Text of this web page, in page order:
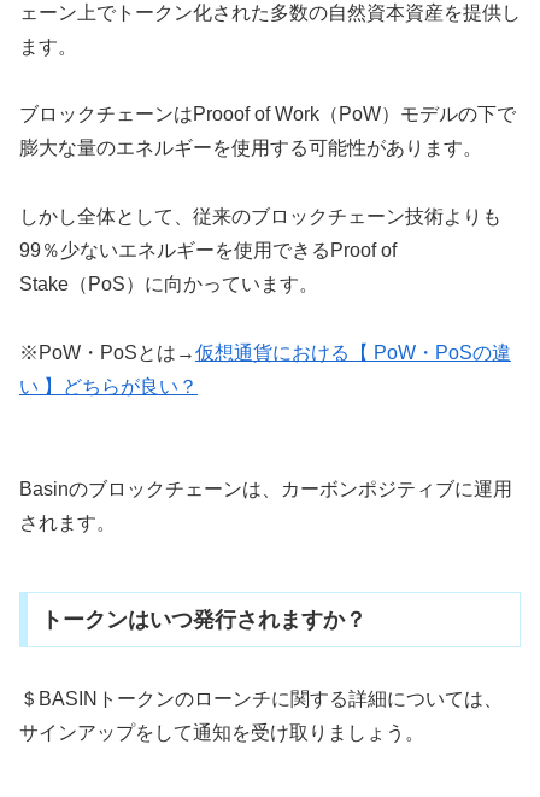
ェーン上でトークン化された多数の自然資本資産を提供し
ます。
ブロックチェーンはProoof of Work（PoW）モデルの下で
膨大な量のエネルギーを使用する可能性があります。
しかし全体として、従来のブロックチェーン技術よりも
99％少ないエネルギーを使用できるProof of
Stake（PoS）に向かっています。
※PoW・PoSとは→仮想通貨における【 PoW・PoSの違
い 】どちらが良い？
Basinのブロックチェーンは、カーボンポジティブに運用
されます。
トークンはいつ発行されますか？
＄BASINトークンのローンチに関する詳細については、
サインアップをして通知を受け取りましょう。